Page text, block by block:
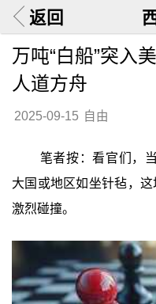
返回
万吨“白船”突入
人道方舟
2025-09-15 自由
笔者按：看官们，
大国或地区如坐针毡，
激烈碰撞。